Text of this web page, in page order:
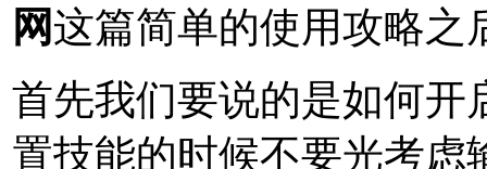
网这篇简单的使用攻略之
首先我们要说的是如何开
置技能的时候不要光考虑